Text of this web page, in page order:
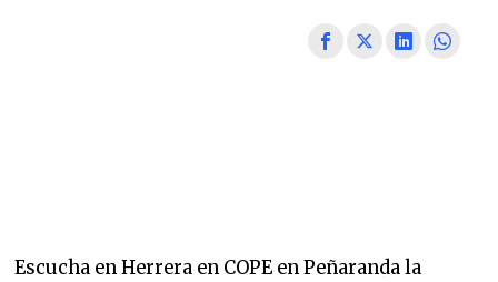
Escucha en Herrera en COPE en Peñaranda la